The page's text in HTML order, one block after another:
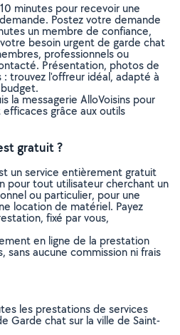
minutes pour recevoir une
Postez votre demande
un membre de confiance,
besoin urgent de garde chat
professionnels ou
Présentation, photos de
trouvez l'offreur idéal, adapté à
la messagerie AlloVoisins pour
grâce aux outils
gratuit ?
un service entièrement gratuit
pour tout utilisateur cherchant un
ou particulier, pour une
location de matériel. Payez
fixé par vous,
en ligne de la prestation
sans aucune commission ni frais
les prestations de services
Garde chat sur la ville de Saint-